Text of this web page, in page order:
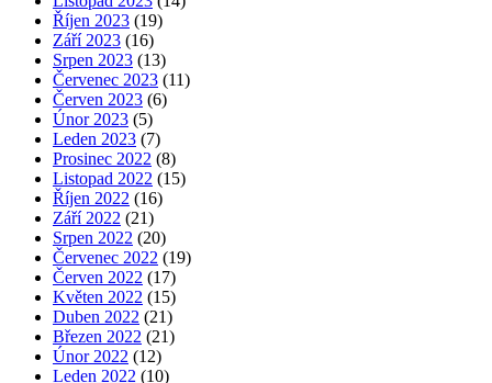
Říjen 2023 (19)
Září 2023 (16)
Srpen 2023 (13)
Červenec 2023 (11)
Červen 2023 (6)
Únor 2023 (5)
Leden 2023 (7)
Prosinec 2022 (8)
Listopad 2022 (15)
Říjen 2022 (16)
Září 2022 (21)
Srpen 2022 (20)
Červenec 2022 (19)
Červen 2022 (17)
Květen 2022 (15)
Duben 2022 (21)
Březen 2022 (21)
Únor 2022 (12)
Leden 2022 (10)